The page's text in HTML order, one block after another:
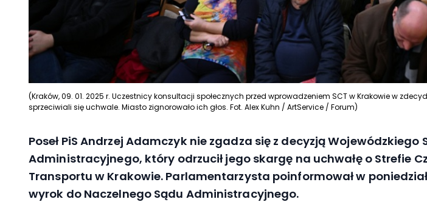
(Kraków, 09. 01. 2025 r. Uczestnicy konsultacji społecznych przed wprowadzeniem SCT w Krakowie w
sprzeciwiali się uchwale. Miasto zignorowało ich głos. Fot. Alex Kuhn / ArtService / Forum)
Poseł PiS Andrzej Adamczyk nie zgadza się z decyzją Wojewódzkiego
Administracyjnego, który odrzucił jego skargę na uchwałę o Strefie
Transportu w Krakowie. Parlamentarzysta poinformował w
wyrok do Naczelnego Sądu Administracyjnego.